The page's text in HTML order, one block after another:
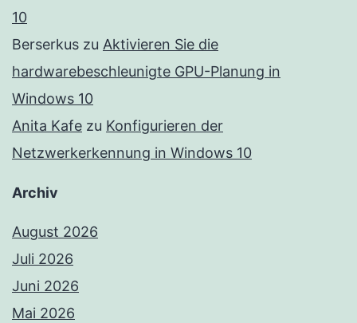
10
Berserkus zu Aktivieren Sie die
hardwarebeschleunigte GPU-Planung in
Windows 10
Anita Kafe zu Konfigurieren der
Netzwerkerkennung in Windows 10
Archiv
August 2026
Juli 2026
Juni 2026
Mai 2026